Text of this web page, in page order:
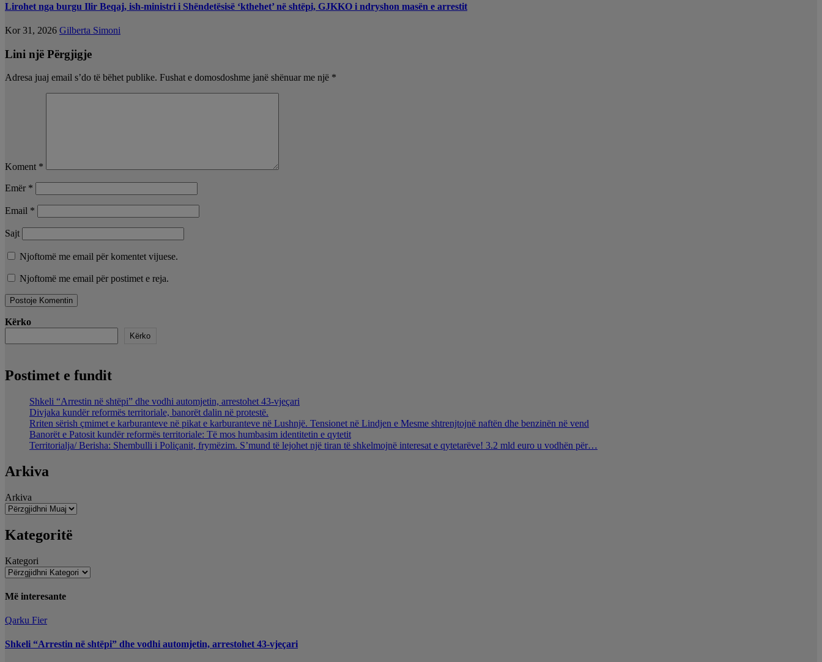
Lirohet nga burgu Ilir Beqaj, ish-ministri i Shëndetësisë ‘kthehet’ në shtëpi, GJKKO i ndryshon masën e arrestit
Kor 31, 2026 Gilberta Simoni
Lini një Përgjigje
Adresa juaj email s’do të bëhet publike. Fushat e domosdoshme janë shënuar me një *
Koment *
Emër *
Email *
Sajt
Njoftomë me email për komentet vijuese.
Njoftomë me email për postimet e reja.
Kërko
Kërko
Postimet e fundit
Shkeli “Arrestin në shtëpi” dhe vodhi automjetin, arrestohet 43-vjeçari
Divjaka kundër reformës territoriale, banorët dalin në protestë.
Rriten sërish çmimet e karburanteve në pikat e karburanteve në Lushnjë. Tensionet në Lindjen e Mesme shtrenjtojnë naftën dhe benzinën në vend
Banorët e Patosit kundër reformës territoriale: Të mos humbasim identitetin e qytetit
Territorialja/ Berisha: Shembulli i Poliçanit, frymëzim. S’mund të lejohet një tiran të shkelmojnë interesat e qytetarëve! 3.2 mld euro u vodhën për…
Arkiva
Arkiva
Kategoritë
Kategori
Më interesante
Qarku Fier
Shkeli “Arrestin në shtëpi” dhe vodhi automjetin, arrestohet 43-vjeçari